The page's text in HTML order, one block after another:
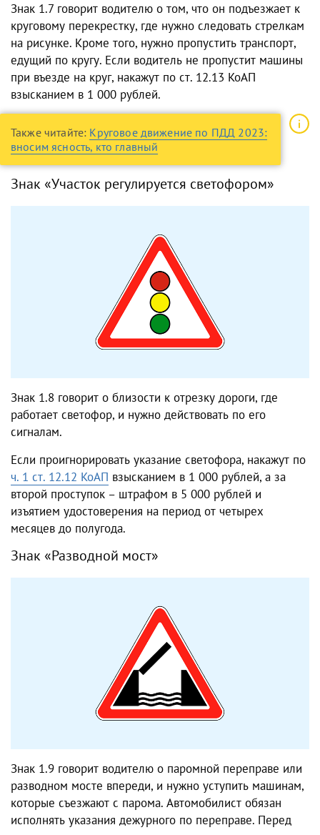
Знак 1.7 говорит водителю о том, что он подъезжает к
круговому перекрестку, где нужно следовать стрелкам
на рисунке. Кроме того, нужно пропустить транспорт,
едущий по кругу. Если водитель не пропустит машины
при въезде на круг, накажут по ст. 12.13 КоАП
взысканием в 1 000 рублей.
Также читайте: Круговое движение по ПДД 2023:
вносим ясность, кто главный
Знак «Участок регулируется светофором»
Знак 1.8 говорит о близости к отрезку дороги, где
работает светофор, и нужно действовать по его
сигналам.
Если проигнорировать указание светофора, накажут по
ч. 1 ст. 12.12 КоАП взысканием в 1 000 рублей, а за
второй проступок – штрафом в 5 000 рублей и
изъятием удостоверения на период от четырех
месяцев до полугода.
Знак «Разводной мост»
Знак 1.9 говорит водителю о паромной переправе или
разводном мосте впереди, и нужно уступить машинам,
которые съезжают с парома. Автомобилист обязан
исполнять указания дежурного по переправе. Перед